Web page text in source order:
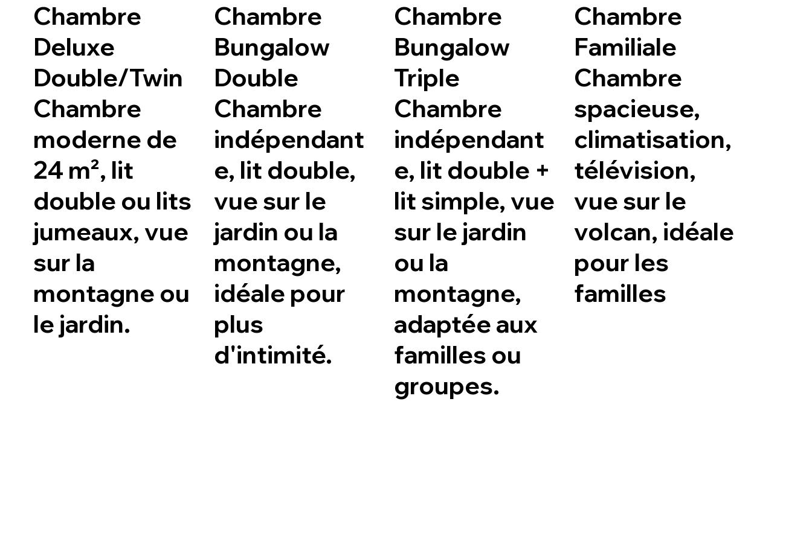
Chambre
Deluxe
Double/Twin
Chambre
moderne de
24 m², lit
double ou lits
jumeaux, vue
sur la
montagne ou
le jardin.
Chambre
Bungalow
Double
Chambre
indépendant
e, lit double,
vue sur le
jardin ou la
montagne,
idéale pour
plus
d'intimité.
Chambre
Bungalow
Triple
Chambre
indépendant
e, lit double +
lit simple, vue
sur le jardin
ou la
montagne,
adaptée aux
familles ou
groupes.
Chambre
Familiale
Chambre
spacieuse,
climatisation,
télévision,
vue sur le
volcan, idéale
pour les
familles